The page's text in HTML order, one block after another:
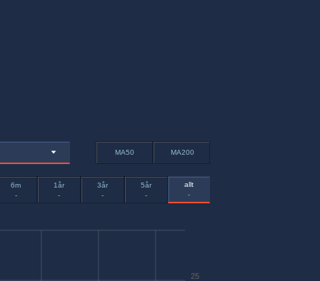
MA50 MA200
6m
-
1år
-
3år
-
5år
-
allt
-
25